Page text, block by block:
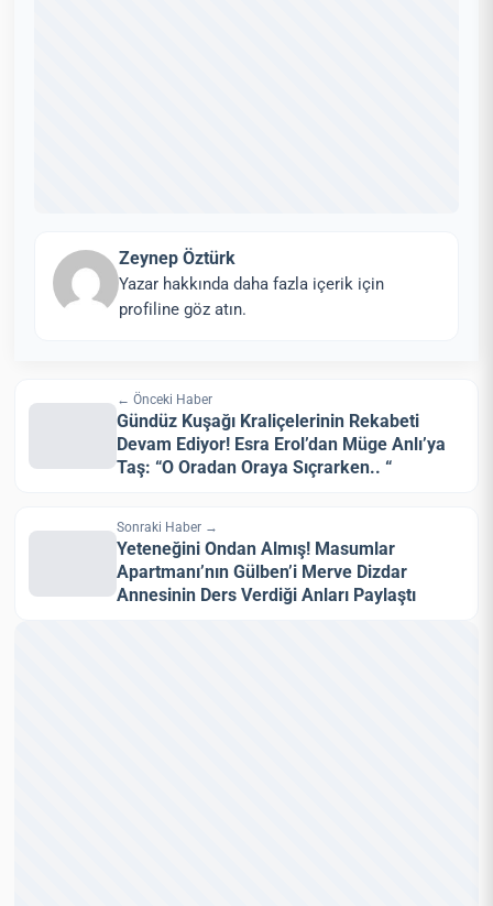
Zeynep Öztürk
Yazar hakkında daha fazla içerik için
profiline göz atın.
← Önceki Haber
Gündüz Kuşağı Kraliçelerinin Rekabeti
Devam Ediyor! Esra Erol’dan Müge Anlı’ya
Taş: “O Oradan Oraya Sıçrarken.. “
Sonraki Haber →
Yeteneğini Ondan Almış! Masumlar
Apartmanı’nın Gülben’i Merve Dizdar
Annesinin Ders Verdiği Anları Paylaştı